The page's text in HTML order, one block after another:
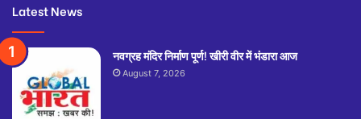
Latest News
नवग्रह मंदिर निर्माण पूर्ण! खीरी वीर में भंडारा आज
August 7, 2026